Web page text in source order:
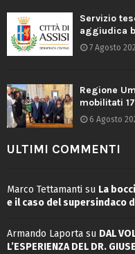
Servizio
aggiudica
7 Agosto
Regione
mobilitati
6 Agosto
ULTIMI COMMENTI
Marco Tettamanti su La
e il caso del supersindaco
Armando Laporta su DAL
L’ESPERIENZA DEL DR.